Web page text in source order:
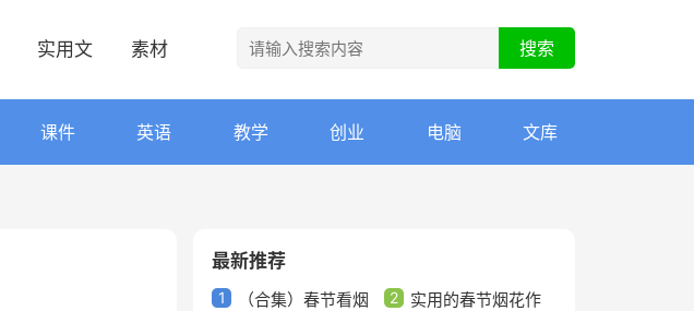
实用文 素材
课件 英语 教学 创业 电脑 文库
最新推荐
1
（合集）春节看烟
2
实用的春节烟花作